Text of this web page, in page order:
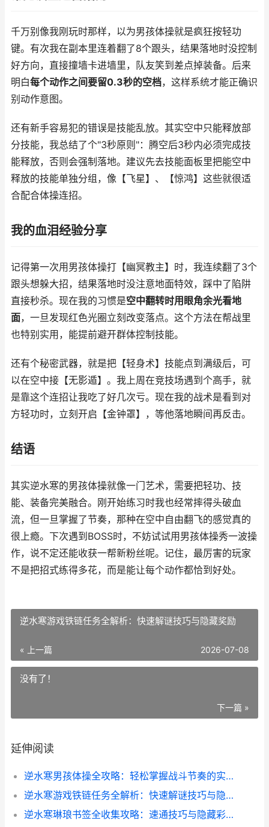
千万别像我刚玩时那样，以为男孩体操就是疯狂按轻功
键。有次我在副本里连着翻了8个跟头，结果落地时没控制
好方向，直接撞墙卡进墙里，队友笑到差点掉装备。后来
明白每个动作之间要留0.3秒的空档，这样系统才能正确识
别动作意图。
还有新手容易犯的错误是技能乱放。其实空中只能释放部
分技能，我总结了个"3秒原则"：腾空后3秒内必须完成技
能释放，否则会强制落地。建议先去技能面板里把能空中
释放的技能单独分组，像【飞星】、【惊鸿】这些就很适
合配合体操连招。
我的血泪经验分享
记得第一次用男孩体操打【幽冥教主】时，我连续翻了3个
跟头想躲大招，结果落地时没注意地面特效，踩中了陷阱
直接秒杀。现在我的习惯是空中翻转时用眼角余光看地
面，一旦发现红色光圈立刻改变落点。这个方法在帮战里
也特别实用，能提前避开群体控制技能。
还有个秘密武器，就是把【轻身术】技能点到满级后，可
以在空中接【无影遁】。我上周在竞技场遇到个高手，就
是靠这个连招让我吃了好几次亏。现在我的战术是看到对
方轻功时，立刻开启【金钟罩】，等他落地瞬间再反击。
结语
其实逆水寒的男孩体操就像一门艺术，需要把轻功、技
能、装备完美融合。刚开始练习时我也经常摔得头破血
流，但一旦掌握了节奏，那种在空中自由翻飞的感觉真的
很上瘾。下次遇到BOSS时，不妨试试用男孩体操秀一波操
作，说不定还能收获一帮新粉丝呢。记住，最厉害的玩家
不是把招式练得多花，而是能让每个动作都恰到好处。
逆水寒游戏铁链任务全解析：快速解谜技巧与隐藏奖励
« 上一篇 2026-07-08
没有了！
下一篇 »
延伸阅读
逆水寒男孩体操全攻略：轻松掌握战斗节奏的实战技巧
逆水寒游戏铁链任务全解析：快速解谜技巧与隐藏奖励
逆水寒琳琅书签全收集攻略：速通技巧与隐藏彩蛋揭秘